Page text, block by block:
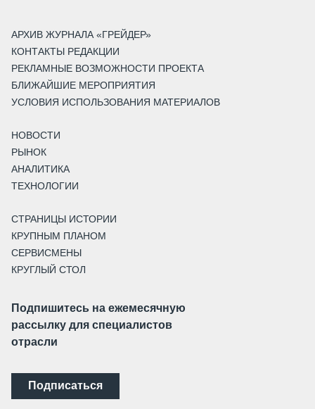
АРХИВ ЖУРНАЛА «ГРЕЙДЕР»
КОНТАКТЫ РЕДАКЦИИ
РЕКЛАМНЫЕ ВОЗМОЖНОСТИ ПРОЕКТА
БЛИЖАЙШИЕ МЕРОПРИЯТИЯ
УСЛОВИЯ ИСПОЛЬЗОВАНИЯ МАТЕРИАЛОВ
НОВОСТИ
РЫНОК
АНАЛИТИКА
ТЕХНОЛОГИИ
СТРАНИЦЫ ИСТОРИИ
КРУПНЫМ ПЛАНОМ
СЕРВИСМЕНЫ
КРУГЛЫЙ СТОЛ
Подпишитесь на ежемесячную
рассылку для специалистов
отрасли
Подписаться